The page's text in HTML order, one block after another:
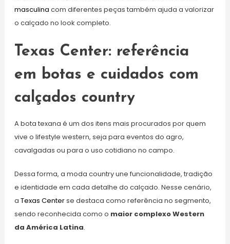
masculina com diferentes peças também ajuda a valorizar
o calçado no look completo.
Texas Center: referência
em botas e cuidados com
calçados country
A bota texana é um dos itens mais procurados por quem
vive o lifestyle western, seja para eventos do agro,
cavalgadas ou para o uso cotidiano no campo.
Dessa forma, a moda country une funcionalidade, tradição
e identidade em cada detalhe do calçado. Nesse cenário,
a Texas Centerse destaca como referência no segmento,
sendo reconhecida como o maior complexo Western
da América Latina.